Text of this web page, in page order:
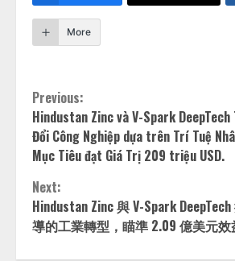
More
Continue
Reading
Previous:
Hindustan Zinc và V-Spark DeepTech
Đổi Công Nghiệp dựa trên Trí Tuệ
Mục Tiêu đạt Giá Trị 209 triệu USD.
Next:
Hindustan Zinc 與 V-Spark
導的工業轉型，瞄準 2.09 億美元